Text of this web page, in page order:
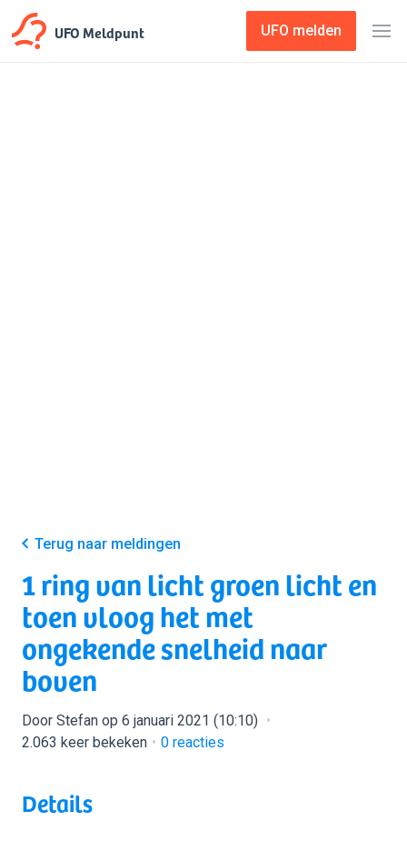
UFO Meldpunt UFO melden
Terug naar meldingen
1 ring van licht groen licht en
toen vloog het met
ongekende snelheid naar
boven
Door Stefan op 6 januari 2021 (10:10)
2.063 keer bekeken
0 reacties
Details